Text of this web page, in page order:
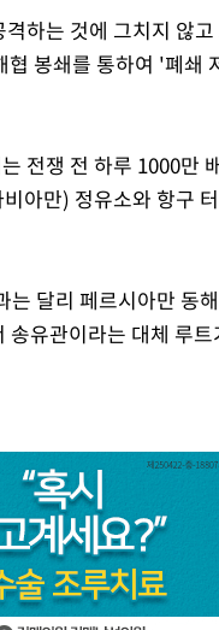
하는 것에 그치지 않
봉쇄를 통하여 '폐쇄
전쟁 전 하루 1000만
아만) 정유소와 항구
달리 페르시아만 동
유관이라는 대체 루트